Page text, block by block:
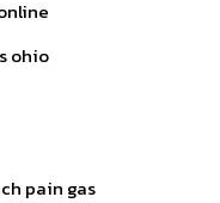
ohio
pain gas